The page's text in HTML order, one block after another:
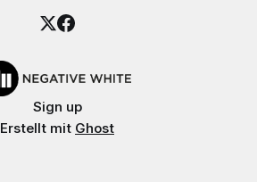
Sign up
Erstellt mit Ghost